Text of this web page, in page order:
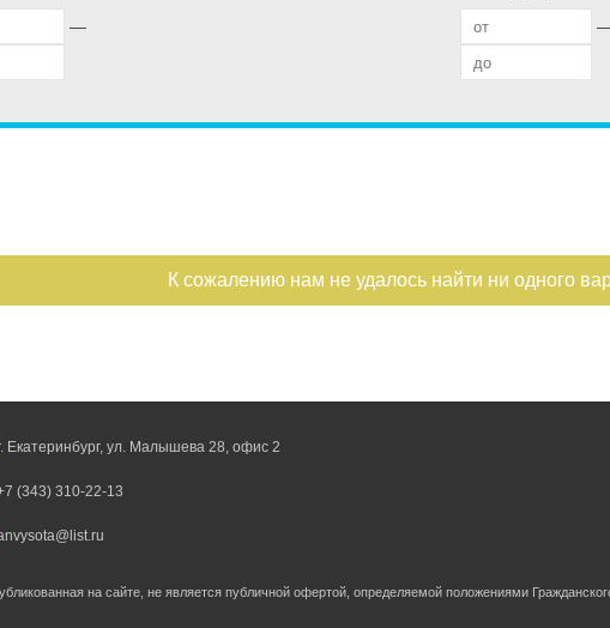
—
К сожалению нам не удалось найти ни одного
Екатеринбург, ул. Малышева 28, офис 2
(343) 310-22-13
на сайте, не является публичной офертой, определяемой положениями